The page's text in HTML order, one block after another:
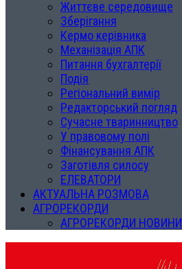
Життєве середовище
Зберігання
Кермо керівника
Механізація АПК
Питання бухгалтерії
Подія
Регіональний вимір
Редакторський погляд
Сучасне тваринництво
У правовому полі
Фінансування АПК
Заготівля силосу
ЕЛЕВАТОРИ
АКТУАЛЬНА РОЗМОВА
АГРОРЕКОРДИ
АГРОРЕКОРДИ НОВИНИ